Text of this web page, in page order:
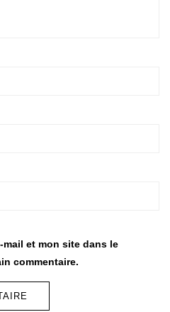
mail et mon site dans le
commentaire.